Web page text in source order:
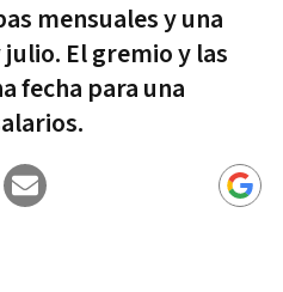
mensuales y una
El gremio y las
fecha para una